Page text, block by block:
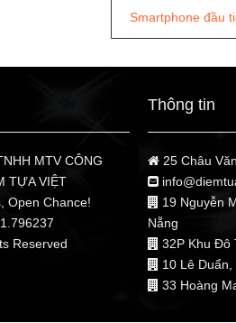
Smartphone đầu
MTV CÔNG
TỰA VIỆT
Open Chance!
Reserved
Thông tin
25 Châu
19 Nguyễn
Nẵng
32P Khu Đô
10 Lê
33 Hoàng